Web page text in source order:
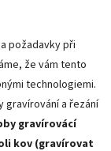
požadavky při
že vám tento
technologiemi.
gravírování a řezání
gravírovácí
kov (gravírovat